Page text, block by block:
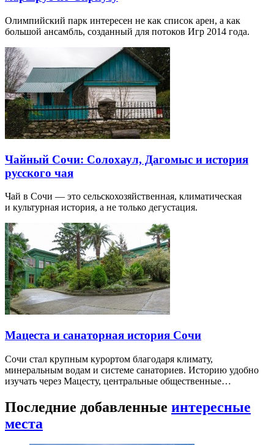
Олимпийский парк интересен не как список арен, а как
большой ансамбль, созданный для потоков Игр 2014 года.
Чайный Сочи: Солохаул, Дагомыс и история
русского чая
Чай в Сочи — это сельскохозяйственная, климатическая
и культурная история, а не только дегустация.
Мацеста и санаторная история Сочи
Сочи стал крупным курортом благодаря климату,
минеральным водам и системе санаториев. Историю удобно
изучать через Мацесту, центральные общественные…
Последние добавленные интересные
места